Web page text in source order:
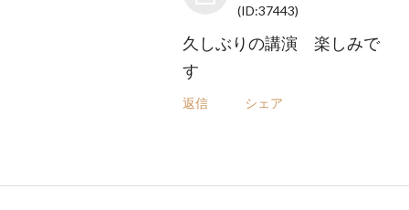
(ID:37443)
久しぶりの講演 楽しみで
す
返信 シェア